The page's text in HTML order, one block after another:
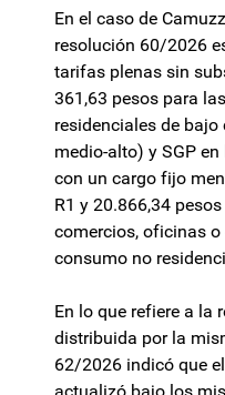
En el caso de
resolución 60/2026
tarifas plenas sin
361,63 pesos para
residenciales de
medio-alto) y SGP
con un cargo fijo
R1 y 20.866,34
comercios, oficinas
consumo no
En lo que refiere a la
distribuida por la
62/2026 indicó que